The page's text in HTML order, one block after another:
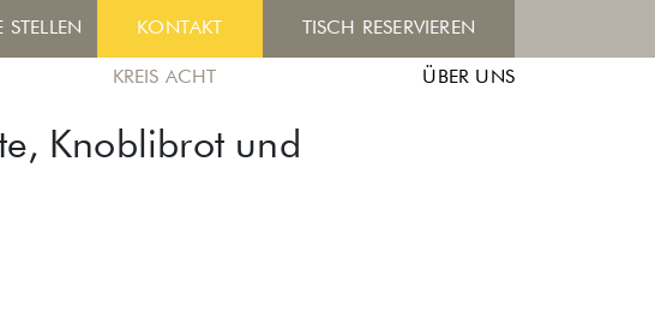
STELLEN KONTAKT TISCH RESERVIEREN
KREIS ACHT ÜBER UNS
Knoblibrot und